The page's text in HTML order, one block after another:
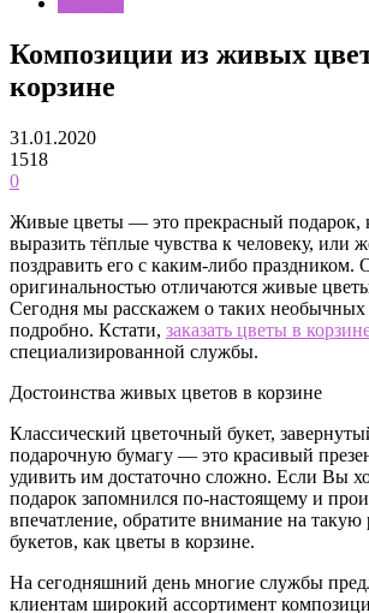
Композиции из живых
корзине
31.01.2020
1518
0
Живые цветы — это прекрасный подарок,
выразить тёплые чувства к человеку, или
поздравить его с каким-либо праздником.
оригинальностью отличаются живые
Сегодня мы расскажем о таких необычных
подробно. Кстати, заказать цветы в
специализированной службы.
Достоинства живых цветов в корзине
Классический цветочный букет,
подарочную бумагу — это красивый
удивить им достаточно сложно. Если Вы
подарок запомнился по-настоящему и
впечатление, обратите внимание на такую
букетов, как цветы в корзине.
На сегодняшний день многие службы
клиентам широкий ассортимент